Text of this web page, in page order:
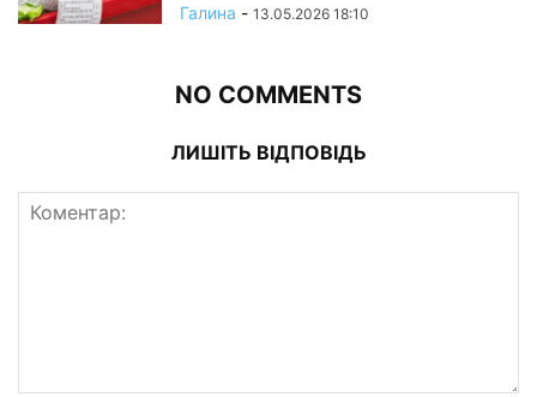
Галина - 13.05.2026 18:10
NO COMMENTS
ЛИШІТЬ ВІДПОВІДЬ